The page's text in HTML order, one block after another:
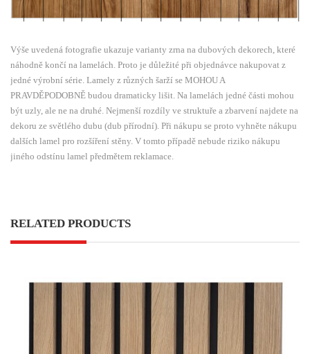
Výše uvedená fotografie ukazuje varianty zrna na dubových dekorech, které
náhodně končí na lamelách. Proto je důležité při objednávce nakupovat z
jedné výrobní série. Lamely z různých šarží se MOHOU A
PRAVDĚPODOBNĚ budou dramaticky lišit. Na lamelách jedné části mohou
být uzly, ale ne na druhé. Nejmenší rozdíly ve struktuře a zbarvení najdete na
dekoru ze světlého dubu (dub přírodní). Při nákupu se proto vyhněte nákupu
dalších lamel pro rozšíření stěny. V tomto případě nebude riziko nákupu
jiného odstínu lamel předmětem reklamace.
RELATED PRODUCTS